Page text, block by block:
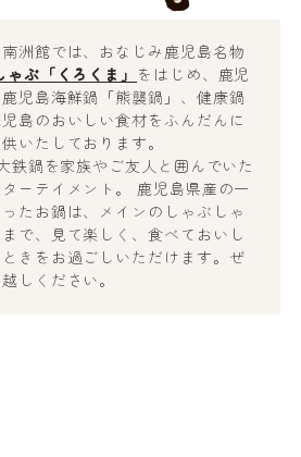
洲館では、おなじみ鹿児島名物
ぶ「くろくま」 をはじめ、鹿児
児島海鮮鍋「熊襲鍋」、健康鍋
児島のおいしい食材をふんだんに
いたしております。
鉄鍋を家族やご友人と囲んでいた
ーテイメント。 鹿児島県産の一
たお鍋は、メインのしゃぶしゃ
で、見て楽しく、食べておいし
きをお過ごしいただけます。ぜ
しください。